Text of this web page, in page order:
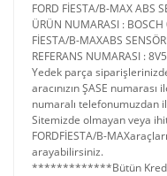
FORD FİESTA/B-MAX ABS
ÜRÜN NUMARASI :
FİESTA/B-MAXABS
REFERANS NUMARASI :
Yedek parça
aracınızın ŞASE
numaralı telefonumuzdan
Sitemizde olmayan veya
FORDFİESTA/B-
arayabilirsiniz.
*************Bütün Kredi